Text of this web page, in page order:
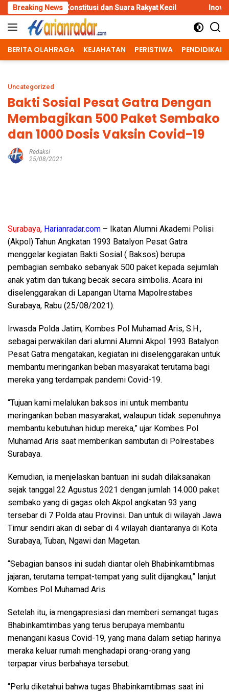
Skip
to
content
Breaking News
dan Suara Rakyat Kecil Inovasi Srikandi Care,
BERITA OLAHRAGA KEJAHATAN PERISTIWA PENDIDIKAN
Uncategorized
Bakti Sosial Pesat Gatra Dengan
Membagikan 500 Paket Sembako
dan 1000 Dosis Vaksin Covid-19
Redaksi
25/08/2021
Surabaya, Harianradar.com – Ikatan Alumni Akademi Polisi
(Akpol) Tahun Angkatan 1993 Batalyon Pesat Gatra
menggelar kegiatan Bakti Sosial ( Baksos) berupa
pembagian sembako sebanyak 500 paket kepada sejumlah
anak yatim dan tukang becak secara simbolis. Acara ini
diselenggarakan di Lapangan Utama Mapolrestabes
Surabaya, Rabu (25/08/2021).
Irwasda Polda Jatim, Kombes Pol Muhamad Aris, S.H.,
sebagai perwakilan dari alumni Alumni Akpol 1993 Batalyon
Pesat Gatra mengatakan, kegiatan ini diselenggarakan untuk
membantu meringankan beban masyarakat terutama bagi
mereka yang terdampak pandemi Covid-19.
“Tujuan kami melalukan baksos ini untuk membantu
meringankan beban masyarakat, walaupun tidak sepenuhnya
membantu kebutuhan hidup mereka,” ujar Kombes Pol
Muhamad Aris saat memberikan sambutan di Polrestabes
Surabaya.
Kemudian, ia menjelaskan bantuan ini sudah dilaksanakan
sejak tanggal 22 Agustus 2021 dengan jumlah 14.000 paket
sembako yang di gagas oleh Akpol angkatan 93 yang
tersebar di 7 Polda atau Provinsi. Dan untuk di wilayah Jawa
Timur sendiri akan di sebar di 4 wilayah diantaranya di Kota
Surabaya, Tuban, Ngawi dan Magetan.
“Sebagian bansos ini sudah diantar oleh Bhabinkamtibmas
jajaran, terutama tempat-tempat yang sulit dijangkau,” lanjut
Kombes Pol Muhamad Aris.
Setelah itu, ia mengapresiasi dan memberi semangat tugas
Bhabinkamtimbas yang terus berupaya membantu
menangani kasus Covid-19, yang mana dalam setiap harinya
meraka keluar rumah menghadapi orang-orang yang
terpapar virus berbahaya tersebut.
“Perlu diketahui bahwa tugas Bhabinkamtibmas saat ini